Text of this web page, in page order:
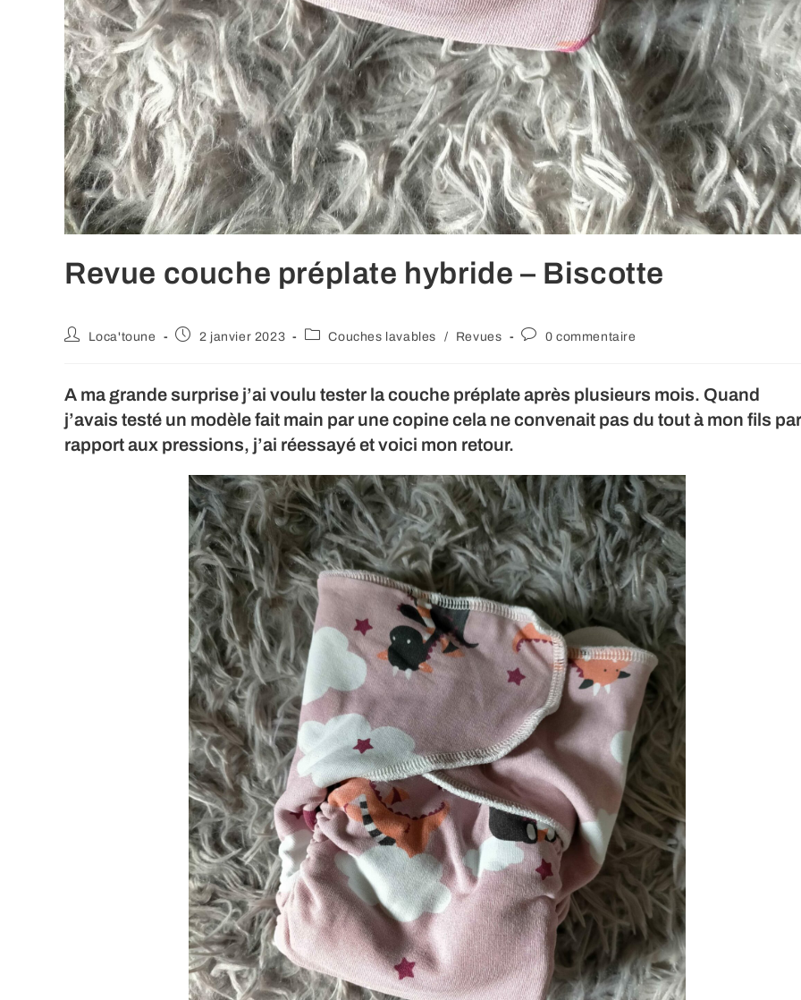
Revue couche préplate hybride – Biscotte
Auteur/autrice
Loca'toune
Publication
2 janvier 2023
PostCouches lavables / Revues
Commentaires
publication :
0 commentaire
A ma grande surprise j’ai voulu tester la couche préplate après plusieurs mois. Quand
j’avais testé un modèle fait main par une copine cela ne convenait pas du tout à mon fils par
rapport aux pressions, j’ai réessayé et voici mon retour.